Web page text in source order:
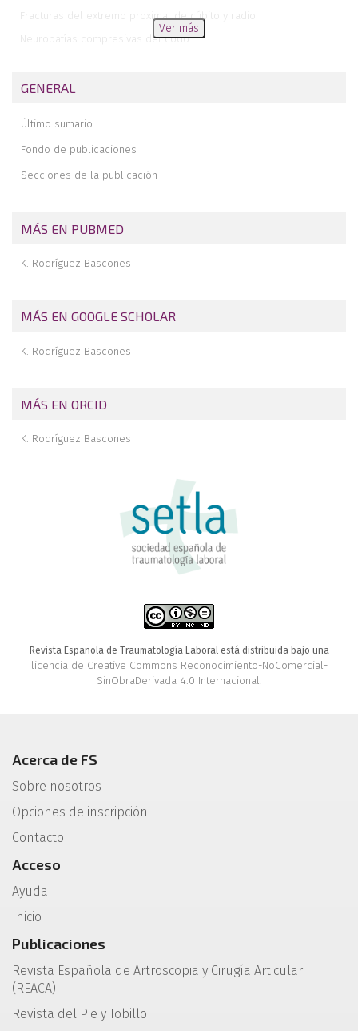
Fracturas del extremo proximal de cúbito y radio
Neuropatías compresivas del codo
cadáver
Degloving completo del miembro superior izquierdo. Caso
Ver más
GENERAL
Último sumario
Fondo de publicaciones
Secciones de la publicación
MÁS EN PUBMED
K. Rodríguez Bascones
MÁS EN GOOGLE SCHOLAR
K. Rodríguez Bascones
MÁS EN ORCID
K. Rodríguez Bascones
Revista Española de Traumatología Laboral está distribuida bajo una
licencia de Creative Commons Reconocimiento-NoComercial-
SinObraDerivada 4.0 Internacional.
Acerca de FS
Sobre nosotros
Opciones de inscripción
Contacto
Acceso
Ayuda
Inicio
Publicaciones
Revista Española de Artroscopia y Cirugía Articular
(REACA)
Revista del Pie y Tobillo